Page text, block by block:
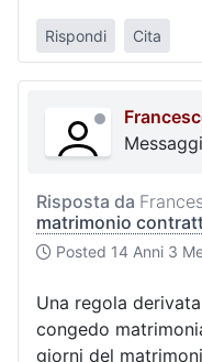
Rispondi Cita
Risposta da
matrimonio
Posted 14 Anni 3
Una regola
congedo
giorni del